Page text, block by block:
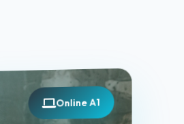
Online A1